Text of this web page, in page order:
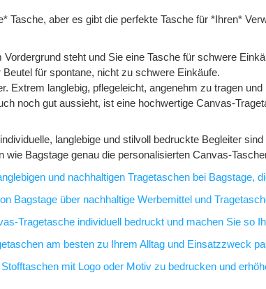
Tasche, aber es gibt die perfekte Tasche für *Ihren*
steht und Sie eine Tasche für schwere
Beutel für spontane, nicht zu schwere Einkäufe.
Extrem langlebig, pflegeleicht, angenehm zu tragen
noch gut aussieht, ist eine hochwertige Canvas-
langlebige und stilvoll bedruckte Begleiter
wie Bagstage genau die personalisierten Canvas-
und nachhaltigen Tragetaschen bei Bagstage,
Bagstage über nachhaltige Werbemittel und
Tragetasche individuell bedruckt und machen Sie so
am besten zu Ihrem Alltag und Einsatzzweck
mit Logo oder Motiv zu bedrucken und